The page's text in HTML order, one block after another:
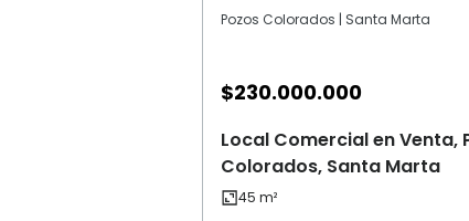
Pozos Colorados | Santa Marta
$230.000.000
Local Comercial en Venta,
Colorados, Santa Marta